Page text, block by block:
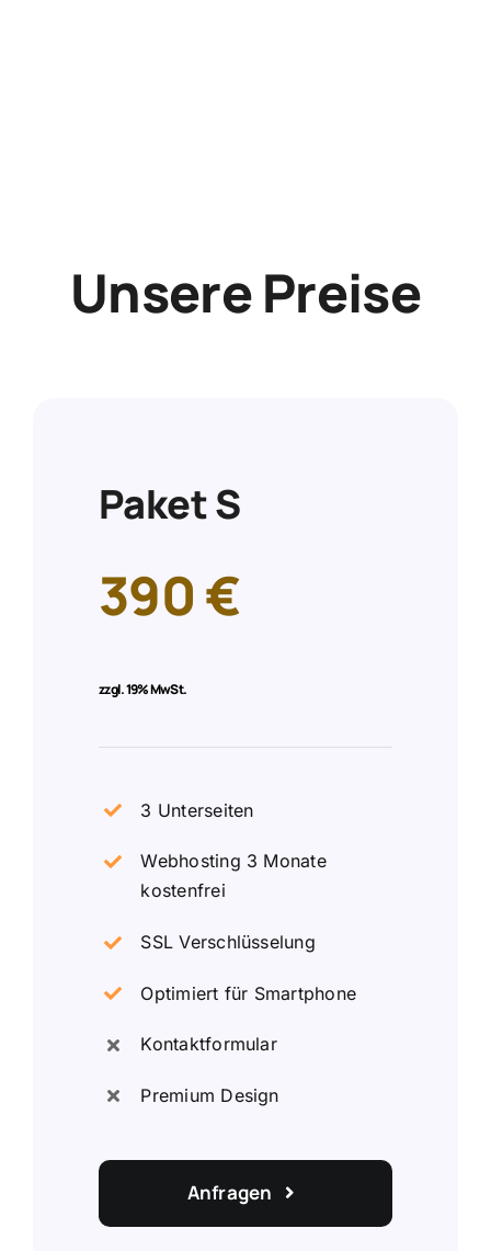
Unsere Preise
Paket S
390 €
zzgl.19% MwSt.
3 Unterseiten
Webhosting 3 Monate
kostenfrei
SSL Verschlüsselung
Optimiert für Smartphone
Kontaktformular
Premium Design
Anfragen